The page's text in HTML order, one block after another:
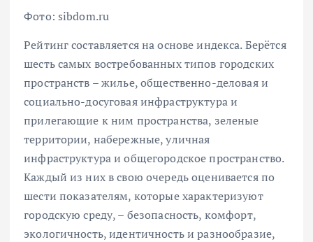
Фото: sibdom.ru
Рейтинг составляется на основе индекса. Берётся
шесть самых востребованных типов городских
пространств – жилье, общественно-деловая и
социально-досуговая инфраструктура и
прилегающие к ним пространства, зеленые
территории, набережные, уличная
инфраструктура и общегородское пространство.
Каждый из них в свою очередь оценивается по
шести показателям, которые характеризуют
городскую среду, – безопасность, комфорт,
экологичность, идентичность и разнообразие,